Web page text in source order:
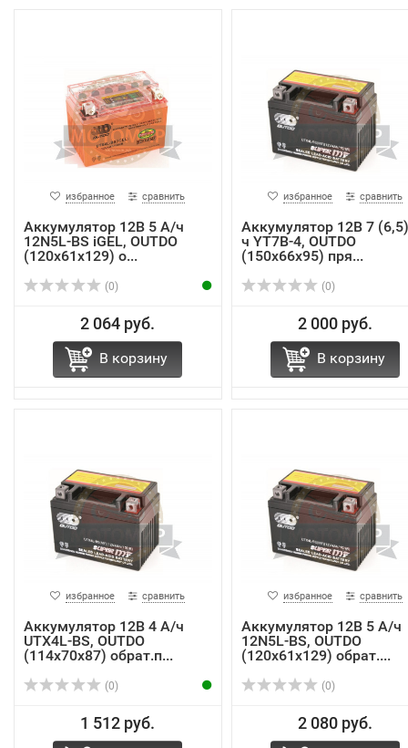
избранное сравнить
Аккумулятор 12В 5 А/ч
12N5L-BS iGEL, OUTDO
(120х61х129) о...
(0)
2 064 руб.
В корзину
избранное сравнить
Аккумулятор 12В 7
ч YT7В-4, OUTDO
(150х66х95) пря...
(0)
2 000 руб.
В корзину
избранное сравнить
Аккумулятор 12В 4 А/ч
UTX4L-BS, OUTDO
(114х70х87) обрат.п...
(0)
1 512 руб.
избранное сравнить
Аккумулятор 12В 5 А/ч
12N5L-BS, OUTDO
(120х61х129) обрат....
(0)
2 080 руб.